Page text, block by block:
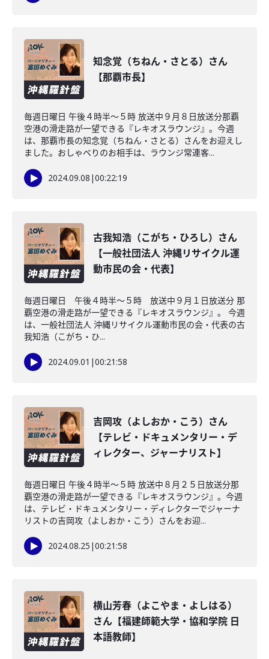
知念覚（ちねん・さとる）さん
【那覇市長】
毎週日曜日 午後４時半～５時 放送中９月８日放送分那覇
空港の滑走路が一望できる『レキオスラウンジ』。今週
は、那覇市長の知念覚（ちねん・さとる）さんをお迎えし
ました。おしゃべりのお相手は、ラウンジ常連客...
2024.09.08 |00:22:19
古我知浩（こがち・ひろし）さん
【一般社団法人 沖縄リサイクル運
動市民の会・代表】
毎週日曜日 午後４時半～５時 放送中９月１日放送分 那
覇空港の滑走路が一望できる『レキオスラウンジ』。 今週
は、一般社団法人 沖縄リサイクル運動市民の会・代表の古
我知浩（こがち・ひ...
2024.09.01 |00:21:58
吉岡攻（よしおか・こう）さん
【テレビ・ドキュメンタリー・デ
ィレクター、ジャーナリスト】
毎週日曜日 午後４時半～５時 放送中８月２５日放送分那
覇空港の滑走路が一望できる『レキオスラウンジ』。今週
は、テレビ・ドキュメンタリー・ディレクターでジャーナ
リストの吉岡攻（よしおか・こう）さんをお迎...
2024.08.25 |00:21:58
横山芳春（よこやま・よしはる）
さん【福建師範大学・協和学院 日
本語教師】